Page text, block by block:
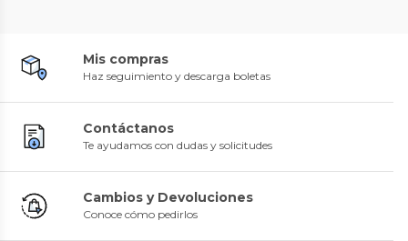
Mis compras
Haz seguimiento y descarga boletas
Contáctanos
Te ayudamos con dudas y solicitudes
Cambios y Devoluciones
Conoce cómo pedirlos